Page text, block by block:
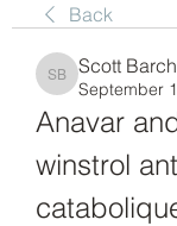
Back
Scott Barch
Scott Barch
September
Anavar
winstrol